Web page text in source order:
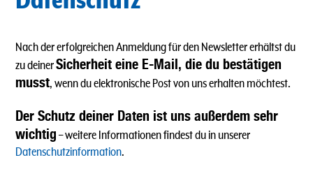
Nach der erfolgreichen Anmeldung für den Newsletter erhältst du
zu deinerSicherheit eine E-Mail, die du bestätigen
musst, wenn du elektronische Post von uns erhalten möchtest.
Der Schutz deiner Daten ist uns außerdem sehr
wichtig – weitere Informationen findest du in unserer
Datenschutzinformation.